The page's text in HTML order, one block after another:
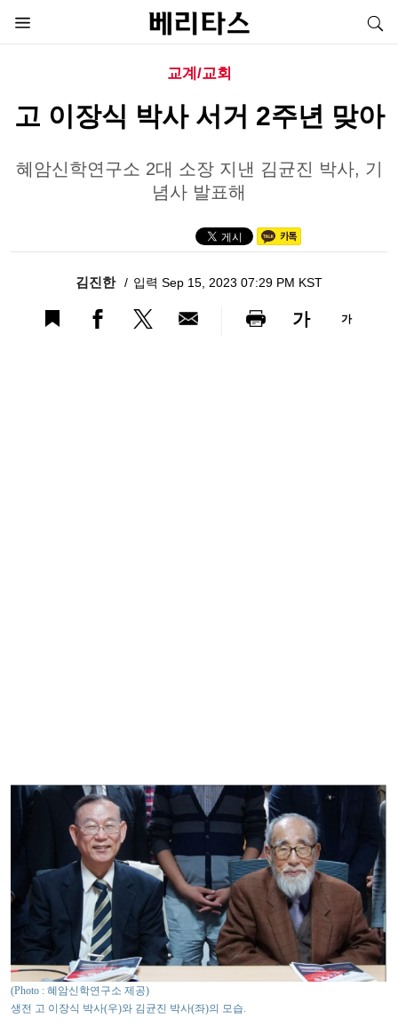
교계/교회
고 이장식 박사 서거 2주년 맞아
혜암신학연구소 2대 소장 지낸 김균진 박사, 기
념사 발표해
김진한 입력 Sep 15, 2023 07:29 PM KST
가 가
(Photo : 혜암신학연구소 제공)
생전 고 이장식 박사(우)와 김균진 박사(좌)의 모습.